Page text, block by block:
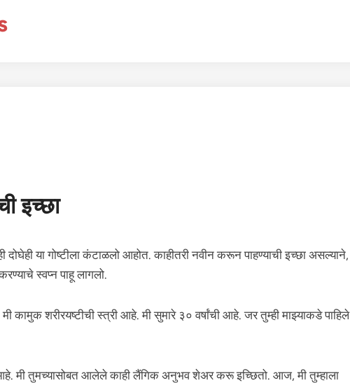
इच्छा
या गोष्टीला कंटाळलो आहोत. काहीतरी नवीन करून पाहण्याची इच्छा असल्याने,
स्वप्न पाहू लागलो.
कामुक शरीरयष्टीची स्त्री आहे. मी सुमारे ३० वर्षांची आहे. जर तुम्ही माझ्याकडे पाहिले
आहे. मी तुमच्यासोबत आलेले काही लैंगिक अनुभव शेअर करू इच्छितो. आज, मी तुम्हाला